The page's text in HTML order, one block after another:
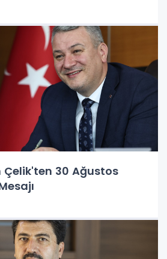
Çelik'ten 30 Ağustos